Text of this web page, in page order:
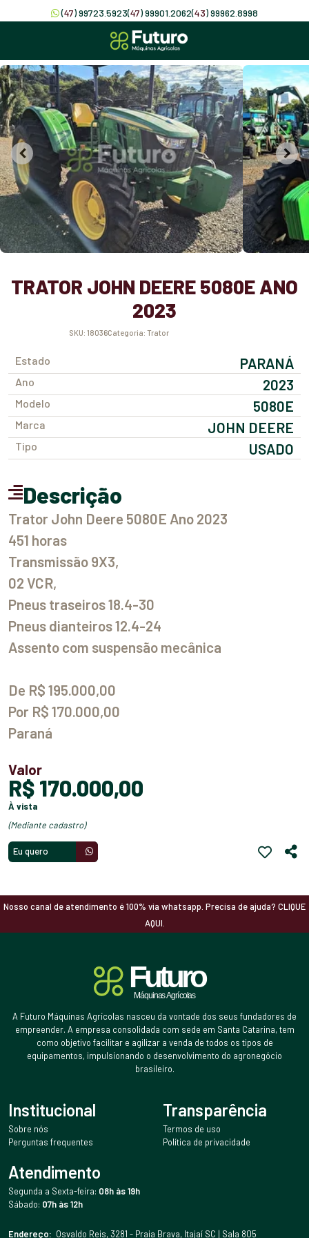
(47) 99723.5923(47) 99901.2062(43) 99962.8998
TRATOR JOHN DEERE 5080E ANO
2023
SKU: 18036 Categoria: Trator
Estado PARANÁ
Ano 2023
Modelo 5080E
Marca JOHN DEERE
Tipo USADO
Descrição
Trator John Deere 5080E Ano 2023
451 horas
Transmissão 9X3,
02 VCR,
Pneus traseiros 18.4-30
Pneus dianteiros 12.4-24
Assento com suspensão mecânica
De R$ 195.000,00
Por R$ 170.000,00
Paraná
Valor
R$ 170.000,00
à vista
(mediante cadastro)
Eu quero
Nosso canal de atendimento é 100% via whatsapp. Precisa de ajuda? CLIQUE
AQUI.
A Futuro Máquinas Agrícolas nasceu da vontade dos seus fundadores de
empreender. A empresa consolidada com sede em Santa Catarina, tem
como objetivo facilitar e agilizar a venda de todos os tipos de
equipamentos, impulsionando o desenvolvimento do agronegócio
brasileiro.
Institucional
Sobre nós
Perguntas frequentes
Transparência
Termos de uso
Política de privacidade
Atendimento
Segunda a Sexta-feira: 08h às 19h
Sábado: 07h às 12h
Endereço: Osvaldo Reis, 3281 - Praia Brava, Itajaí SC | Sala 805